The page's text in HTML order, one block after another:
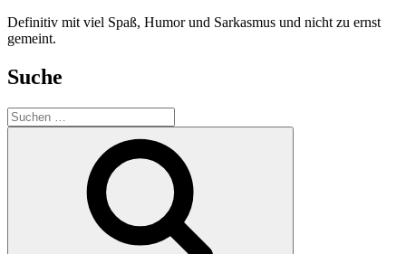
Definitiv mit viel Spaß, Humor und Sarkasmus und nicht zu ernst
gemeint.
Suche
Suchen
nach: